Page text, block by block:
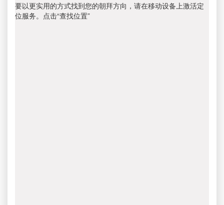
要以更实用的方式找到您的朝拜方向，请在移动设备上激活定
位服务。点击“查找位置”